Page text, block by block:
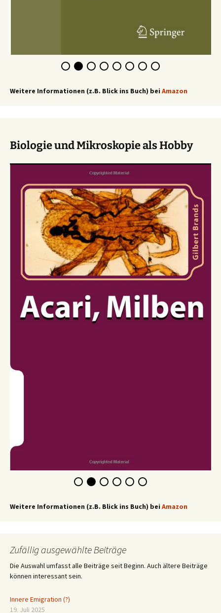
Weitere Informationen (z.B. Blick ins Buch) bei Amazon
Biologie und Mikroskopie als Hobby
Weitere Informationen (z.B. Blick ins Buch) bei Amazon
Zufällig ausgewählte Beiträge
Die Auswahl umfasst alle Beiträge seit Beginn. Auch ältere Beiträge
können interessant sein.
Innere Emigration (?)
19. Juli 2025